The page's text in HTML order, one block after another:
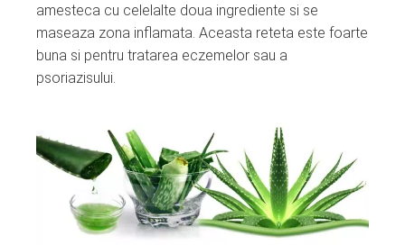
amesteca cu celelalte doua ingrediente si se
maseaza zona inflamata. Aceasta reteta este foarte
buna si pentru tratarea eczemelor sau a
psoriazisului.